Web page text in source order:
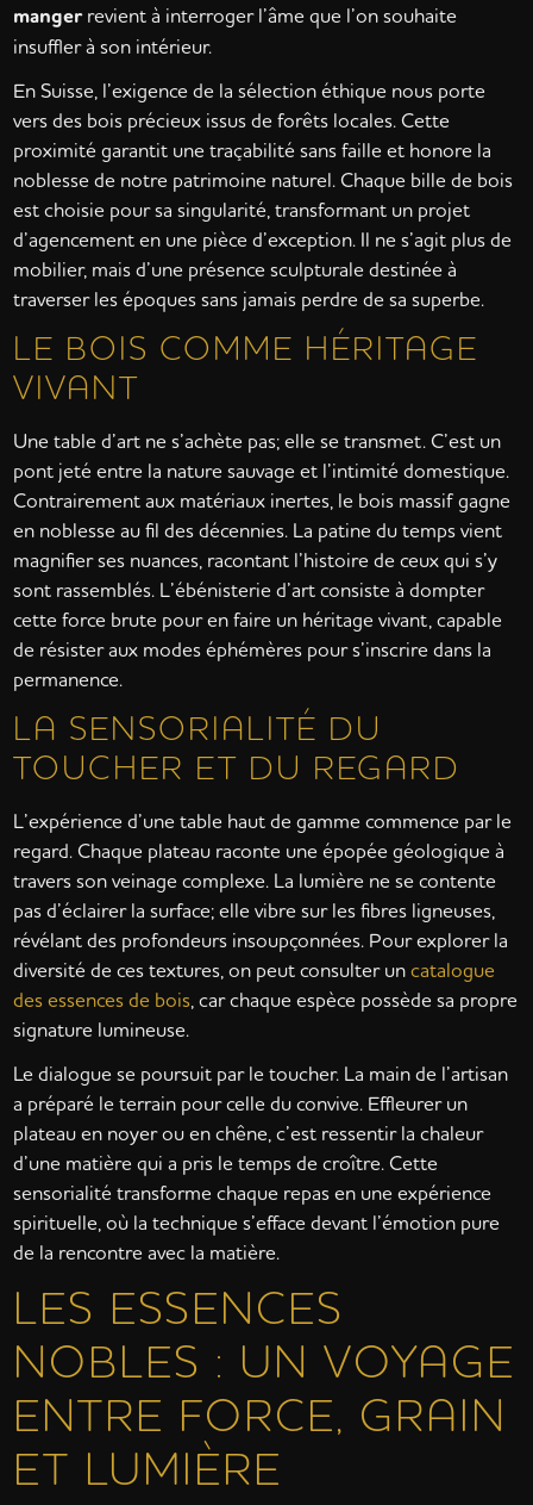
mangerrevient à interroger l’âme que l’on souhaite
insuffler à son intérieur.
En Suisse, l’exigence de la sélection éthique nous porte
vers des bois précieux issus de forêts locales. Cette
proximité garantit une traçabilité sans faille et honore la
noblesse de notre patrimoine naturel. Chaque bille de bois
est choisie pour sa singularité, transformant un projet
d’agencement en une pièce d’exception. Il ne s’agit plus de
mobilier, mais d’une présence sculpturale destinée à
traverser les époques sans jamais perdre de sa superbe.
LE BOIS COMME HÉRITAGE
VIVANT
Une table d’art ne s’achète pas; elle se transmet. C’est un
pont jeté entre la nature sauvage et l’intimité domestique.
Contrairement aux matériaux inertes, le bois massif gagne
en noblesse au fil des décennies. La patine du temps vient
magnifier ses nuances, racontant l’histoire de ceux qui s’y
sont rassemblés. L’ébénisterie d’art consiste à dompter
cette force brute pour en faire un héritage vivant, capable
de résister aux modes éphémères pour s’inscrire dans la
permanence.
LA SENSORIALITÉ DU
TOUCHER ET DU REGARD
L’expérience d’une table haut de gamme commence par le
regard. Chaque plateau raconte une épopée géologique à
travers son veinage complexe. La lumière ne se contente
pas d’éclairer la surface; elle vibre sur les fibres ligneuses,
révélant des profondeurs insoupçonnées. Pour explorer la
diversité de ces textures, on peut consulter uncatalogue
des essences de bois , car chaque espèce possède sa propre
signature lumineuse.
Le dialogue se poursuit par le toucher. La main de l’artisan
a préparé le terrain pour celle du convive. Effleurer un
plateau en noyer ou en chêne, c’est ressentir la chaleur
d’une matière qui a pris le temps de croître. Cette
sensorialité transforme chaque repas en une expérience
spirituelle, où la technique s’efface devant l’émotion pure
de la rencontre avec la matière.
LES ESSENCES
NOBLES : UN VOYAGE
ENTRE FORCE, GRAIN
ET LUMIÈRE